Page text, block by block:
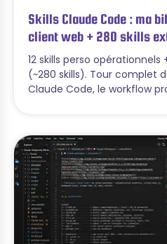
Skills Claude Code : ma
client web + 280 skills
12 skills perso
(~280 skills). Tour complet
Claude Code, le workflow